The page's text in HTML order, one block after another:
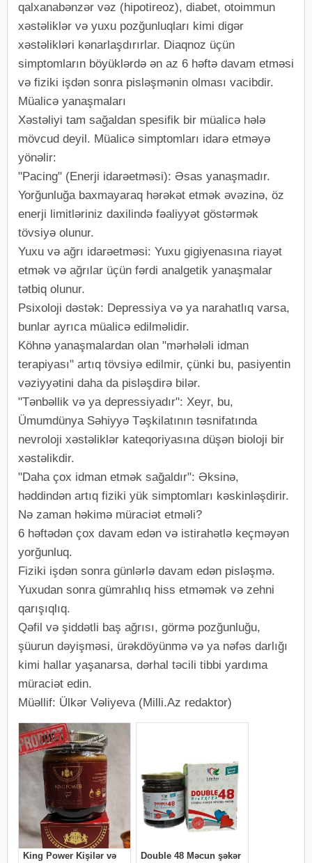
qalxanabənzər vəz (hipotireoz), diabet, otoimmun
xəstəliklər və yuxu pozğunluqları kimi digər
xəstəlikləri kənarlaşdırırlar. Diaqnoz üçün
simptomların böyüklərdə ən az 6 həftə davam etməsi
və fiziki işdən sonra pisləşmənin olması vacibdir.
Müalicə yanaşmaları
Xəstəliyi tam sağaldan spesifik bir müalicə hələ
mövcud deyil. Müalicə simptomları idarə etməyə
yönəlir:
"Pacing" (Enerji idarəetməsi): Əsas yanaşmadır.
Yorğunluğa baxmayaraq hərəkət etmək əvəzinə, öz
enerji limitləriniz daxilində fəaliyyət göstərmək
tövsiyə olunur.
Yuxu və ağrı idarəetməsi: Yuxu gigiyenasına riayət
etmək və ağrılar üçün fərdi analgetik yanaşmalar
tətbiq olunur.
Psixoloji dəstək: Depressiya və ya narahatlıq varsa,
bunlar ayrıca müalicə edilməlidir.
Köhnə yanaşmalardan olan "mərhələli idman
terapiyası" artıq tövsiyə edilmir, çünki bu, pasiyentin
vəziyyətini daha da pisləşdirə bilər.
"Tənbəllik və ya depressiyadır": Xeyr, bu,
Ümumdünya Səhiyyə Təşkilatının təsnifatında
nevroloji xəstəliklər kateqoriyasına düşən bioloji bir
xəstəlikdir.
"Daha çox idman etmək sağaldır": Əksinə,
həddindən artıq fiziki yük simptomları kəskinləşdirir.
Nə zaman həkimə müraciət etməli?
6 həftədən çox davam edən və istirahətlə keçməyən
yorğunluq.
Fiziki işdən sonra günlərlə davam edən pisləşmə.
Yuxudan sonra gümrahlıq hiss etməmək və zehni
qarışıqlıq.
Qəfil və şiddətli baş ağrısı, görmə pozğunluğu,
şüurun dəyişməsi, ürəkdöyünmə və ya nəfəs darlığı
kimi hallar yaşanarsa, dərhal təcili tibbi yardıma
müraciət edin.
Müəllif: Ülkər Vəliyeva (Milli.Az redaktor)